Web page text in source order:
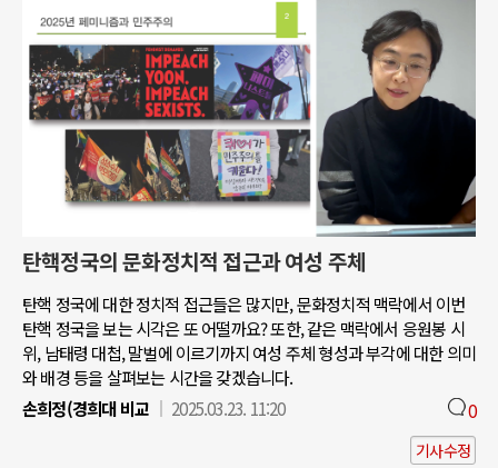
탄핵정국의 문화정치적 접근과 여성 주체
탄핵 정국에 대한 정치적 접근들은 많지만, 문화정치적 맥락에서 이번
탄핵 정국을 보는 시각은 또 어떨까요? 또한, 같은 맥락에서 응원봉 시
위, 남태령 대첩, 말벌에 이르기까지 여성 주체 형성과 부각에 대한 의미
와 배경 등을 살펴보는 시간을 갖겠습니다.
손희정(경희대 비교
2025.03.23. 11:20 0
기사수정